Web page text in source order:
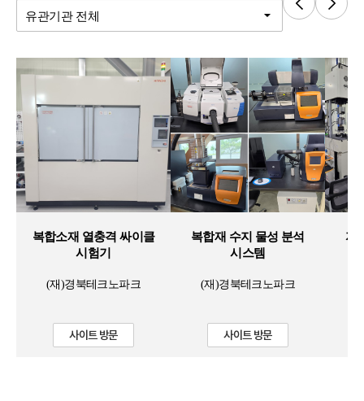
복합소재 열충격 싸이클
시험기
(재)경북테크노파크
사이트 방문
복합재 수지 물성 분석
시스템
(재)경북테크노파크
사이트 방문
자